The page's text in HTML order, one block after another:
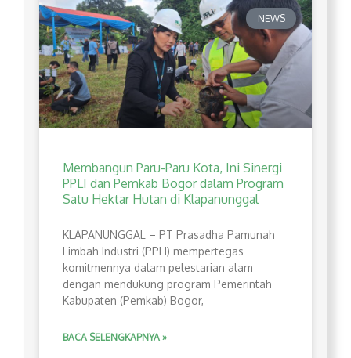
NEWS
Membangun Paru-Paru Kota, Ini Sinergi
PPLI dan Pemkab Bogor dalam Program
Satu Hektar Hutan di Klapanunggal
​KLAPANUNGGAL – PT Prasadha Pamunah
Limbah Industri (PPLI) mempertegas
komitmennya dalam pelestarian alam
dengan mendukung program Pemerintah
Kabupaten (Pemkab) Bogor,
BACA SELENGKAPNYA »